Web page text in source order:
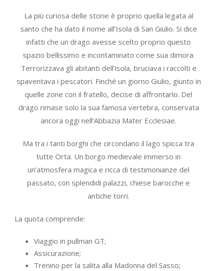
La più curiosa delle storie è proprio quella legata al
santo che ha dato il nome all’Isola di San Giulio. Si dice
infatti che un drago avesse scelto proprio questo
spazio bellissimo e incontaminato come sua dimora.
Terrorizzava gli abitanti dell’isola, bruciava i raccolti e
spaventava i pescatori. Finché un giorno Giulio, giunto in
quelle zone con il fratello, decise di affrontarlo. Del
drago rimase solo la sua famosa vertebra, conservata
ancora oggi nell’Abbazia Mater Ecclesiae.
Ma tra i tanti borghi che circondano il lago spicca tra
tutte Orta. Un borgo medievale immerso in
un’atmosfera magica e ricca di testimonianze del
passato, con splendidi palazzi, chiese barocche e
antiche torri.
La quota comprende:
Viaggio in pullman GT;
Assicurazione;
Trenino per la salita alla Madonna del Sasso;